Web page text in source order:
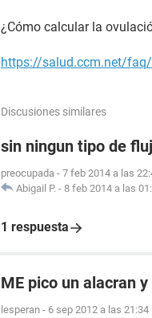
¿Cómo calcular la
https://salud.ccm.net/faq/
Discusiones similares
sin ningun tipo de
preocupada - 7 feb 2014 a las
Abigail P. - 8 feb 2014 a las
1 respuesta
ME pico un alacran
lesperan - 6 sep 2012 a las 21:34